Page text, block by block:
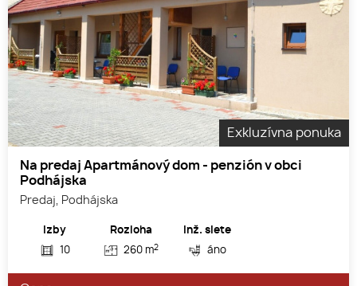
Exkluzívna ponuka
Na predaj Apartmánový dom - penzión v obci
Podhájska
Predaj, Podhájska
Izby
10
Rozloha
260 m2
Inž. siete
áno